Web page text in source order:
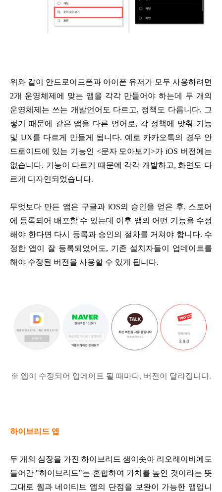
위와 같이 안드로이드폰과 아이폰 유저가 모두 사용하려면
2개 운영체제에 맞는 앱을 각각 만들어야 하는데 두 개의
운영체제는 쓰는 개발언어도 다르고, 정책도 다릅니다. 그
렇기 때문에 같은 앱을 다른 언어로, 각 정책에 맞춰 기능
및 UX를 다르게 만들게 됩니다. 예로 카카오톡의 경우 안
드로이드에 있는 기능인 <문자 모아보기>가 iOS 버전에는
없습니다. 기능이 다르기 때문에 각각 개발하고, 화면도 다
르게 디자인되었습니다.
무엇보다 만든 앱은 구글과 iOS의 승인을 얻은 후, 스토어
에 등록되어 배포할 수 있는데 이후 앱의 어떤 기능을 수정
해야 한다면 다시 등록과 승인의 절차를 거쳐야 합니다. 수
정한 앱이 잘 등록되었어도, 기존 설치자들이 업데이트를
해야 수정된 버전을 사용할 수 있게 됩니다.
※ 앱이 수정되어 업데이트 될 때마다, 버전이 달라집니다.
하이브리드 앱
두 개의 심장을 가진 하이브리드 샘이솟아 리오레이비에도
들어간 "하이브리드"는 혼합하여 가치를 높인 것이라는 뜻
그대로 웹과 네이티브 앱의 단점을 보완이 가능한 앱입니